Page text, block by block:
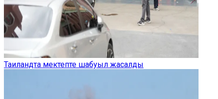
Таиландта мектепте шабуыл жасалды